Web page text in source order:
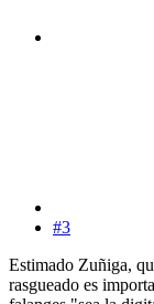
#3
Estimado Zuñiga,
rasgueado es